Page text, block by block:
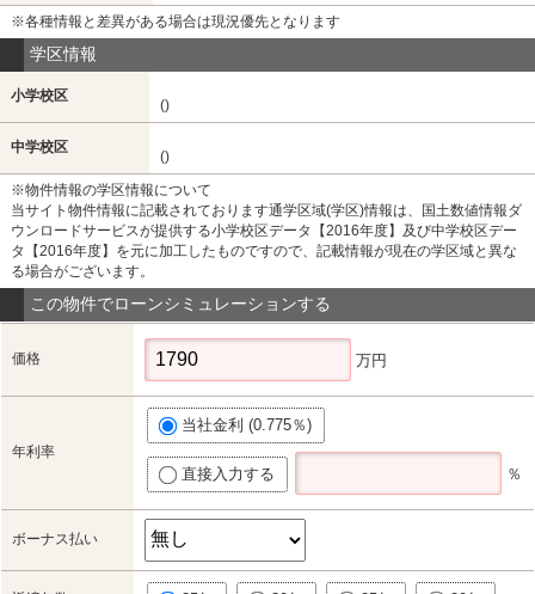
※各種情報と差異がある場合は現況優先となります
学区情報
小学校区
()
中学校区
()
※物件情報の学区情報について
当サイト物件情報に記載されております通学区域(学区)情報は、国土数値情報ダ
ウンロードサービスが提供する小学校区データ【2016年度】及び中学校区デー
タ【2016年度】を元に加工したものですので、記載情報が現在の学区域と異な
る場合がございます。
この物件でローンシミュレーションする
価格 万円
年利率
当社金利 (0.775％)
直接入力する ％
ボーナス払い